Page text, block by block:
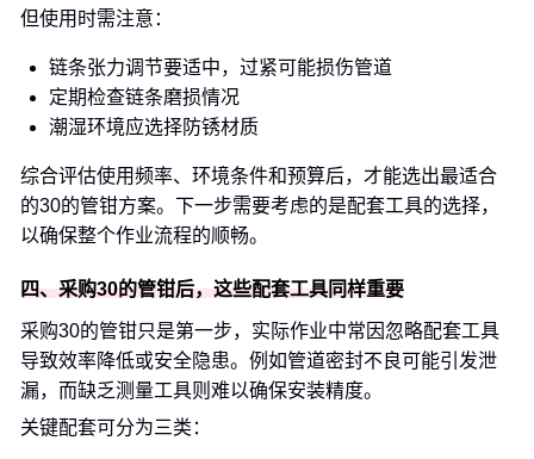
但使用时需注意：
链条张力调节要适中，过紧可能损伤管道
定期检查链条磨损情况
潮湿环境应选择防锈材质
综合评估使用频率、环境条件和预算后，才能选出最适合
的30的管钳方案。下一步需要考虑的是配套工具的选择，
以确保整个作业流程的顺畅。
四、采购30的管钳后，这些配套工具同样重要
采购30的管钳只是第一步，实际作业中常因忽略配套工具
导致效率降低或安全隐患。例如管道密封不良可能引发泄
漏，而缺乏测量工具则难以确保安装精度。
关键配套可分为三类：